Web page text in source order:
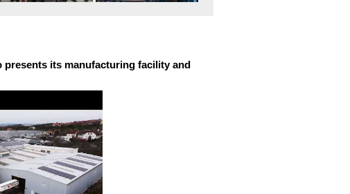
presents its manufacturing facility and